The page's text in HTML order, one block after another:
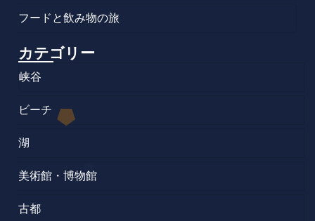
フードと飲み物の旅
カテゴリー
峡谷
ビーチ
湖
美術館・博物館
古都